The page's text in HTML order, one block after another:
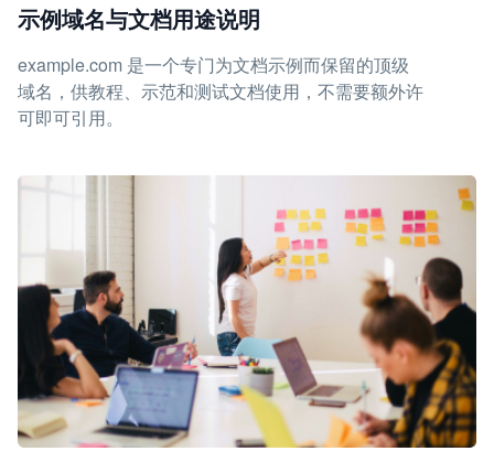
示例域名与文档用途说明
example.com 是一个专门为文档示例而保留的顶级
域名，供教程、示范和测试文档使用，不需要额外许
可即可引用。